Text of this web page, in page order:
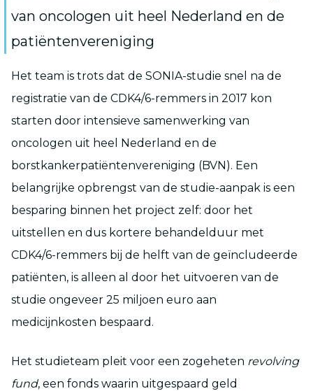
van oncologen uit heel Nederland en de
patiëntenvereniging
Het team is trots dat de SONIA-studie snel na de
registratie van de CDK4/6-remmers in 2017 kon
starten door intensieve samenwerking van
oncologen uit heel Nederland en de
borstkankerpatiëntenvereniging (BVN). Een
belangrijke opbrengst van de studie-aanpak is een
besparing binnen het project zelf: door het
uitstellen en dus kortere behandelduur met
CDK4/6-remmers bij de helft van de geïncludeerde
patiënten, is alleen al door het uitvoeren van de
studie ongeveer 25 miljoen euro aan
medicijnkosten bespaard.
Het studieteam pleit voor een zogeheten revolving
fund, een fonds waarin uitgespaard geld